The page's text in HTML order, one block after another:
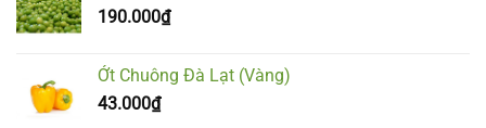
190.000₫
Ớt Chuông Đà Lạt (Vàng)
43.000₫